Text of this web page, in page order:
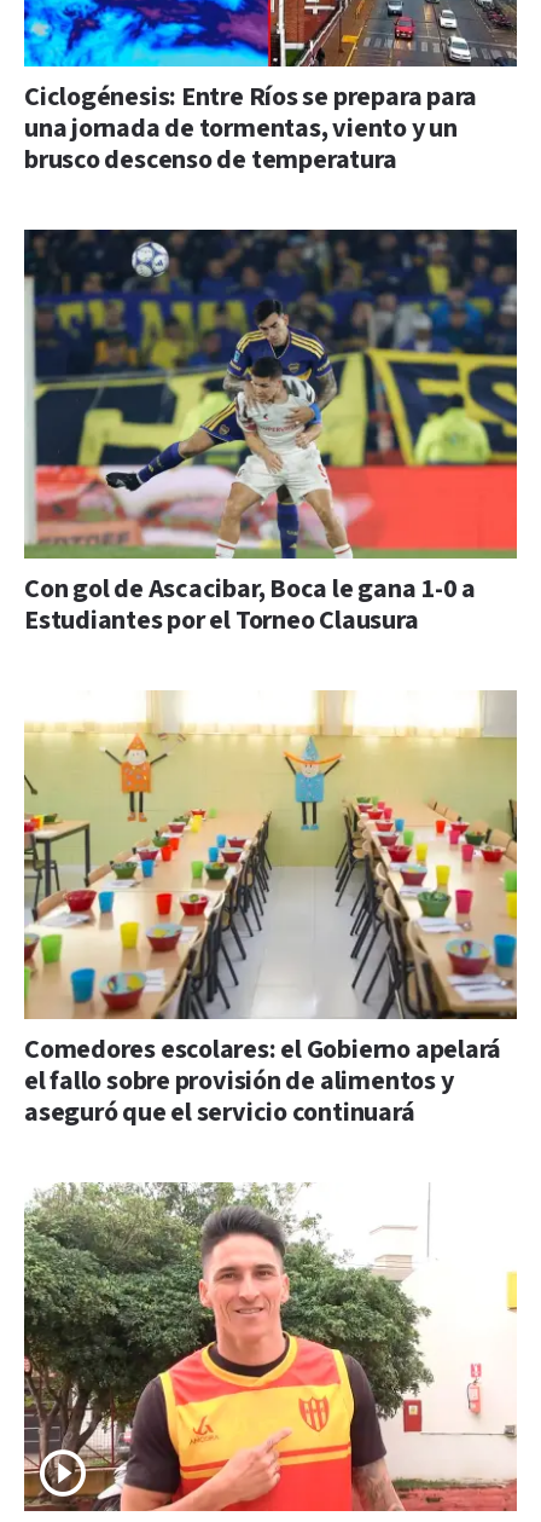
Ciclogénesis: Entre Ríos se prepara para
una jornada de tormentas, viento y un
brusco descenso de temperatura
Con gol de Ascacibar, Boca le gana 1-0 a
Estudiantes por el Torneo Clausura
Comedores escolares: el Gobierno apelará
el fallo sobre provisión de alimentos y
aseguró que el servicio continuará